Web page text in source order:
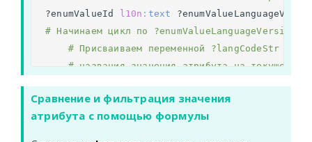
?enumValueId
l10n : text
# Начинаем цикл по ?enumValueLanguageVersions
# Присваиваем переменной ?langCodeStr код
# названия значения атрибута на текущей
("{0}" ?langCode) string:format
# Сравниваем код языка для значения
Сравнение и фильтрация значения
атрибута с помощью формулы